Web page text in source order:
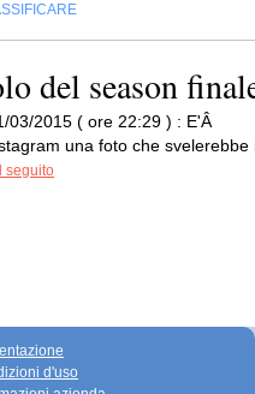
del season
03/2015 ( ore 22:29 ) : E'Â
una foto che svelerebbe
seguito
d'uso